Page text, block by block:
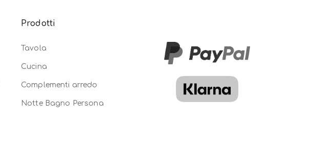
Prodotti
Tavola
Cucina
Complementi arredo
Notte Bagno Persona